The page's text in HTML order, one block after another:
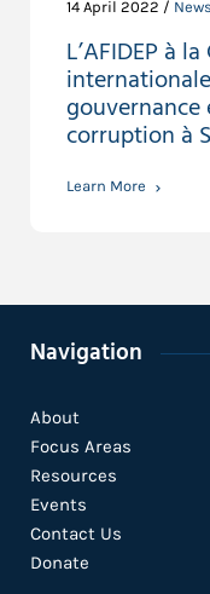
14 April 2022 / News
L’AFIDEP à
corruption à
Learn More
Navigation
About
Focus Areas
Resources
Events
Contact Us
Donate